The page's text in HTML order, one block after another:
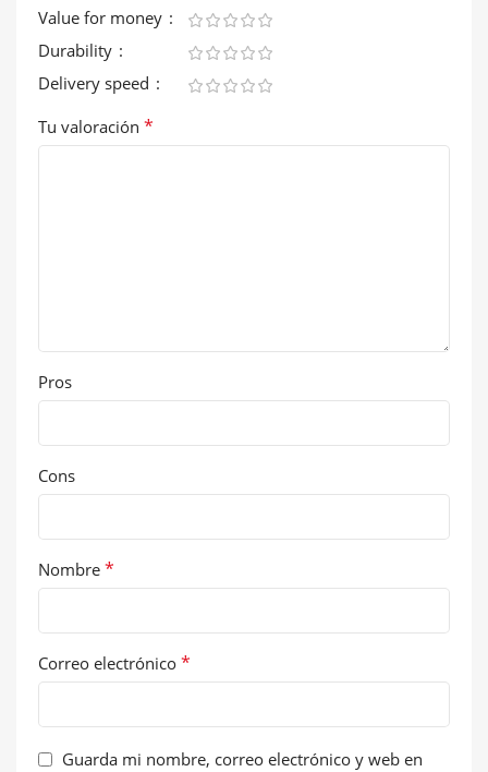
Value for money
Durability
Delivery speed
Tu valoración *
Pros
Cons
Nombre *
Correo electrónico *
Guarda mi nombre, correo electrónico y web en